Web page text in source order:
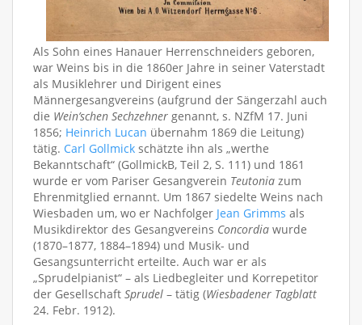
Als Sohn eines Hanauer Herrenschneiders geboren,
war Weins bis in die 1860er Jahre in seiner Vaterstadt
als Musiklehrer und Dirigent eines
Männergesangvereins (aufgrund der Sängerzahl auch
die Wein’schen Sechzehner genannt, s. NZfM 17. Juni
1856; Heinrich Lucan übernahm 1869 die Leitung)
tätig. Carl Gollmick schätzte ihn als „werthe
Bekanntschaft“ (GollmickB, Teil 2, S. 111) und 1861
wurde er vom Pariser Gesangverein Teutonia zum
Ehrenmitglied ernannt. Um 1867 siedelte Weins nach
Wiesbaden um, wo er Nachfolger Jean Grimms als
Musikdirektor des Gesangvereins Concordia wurde
(1870–1877, 1884–1894) und Musik- und
Gesangsunterricht erteilte. Auch war er als
„Sprudelpianist“ – als Liedbegleiter und Korrepetitor
der Gesellschaft Sprudel – tätig (Wiesbadener Tagblatt
24. Febr. 1912).